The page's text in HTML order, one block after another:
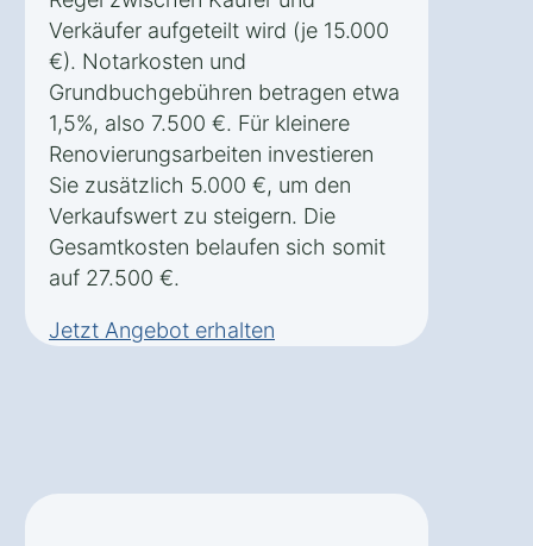
Verkäufer aufgeteilt wird (je 15.000
€). Notarkosten und
Grundbuchgebühren betragen etwa
1,5%, also 7.500 €. Für kleinere
Renovierungsarbeiten investieren
Sie zusätzlich 5.000 €, um den
Verkaufswert zu steigern. Die
Gesamtkosten belaufen sich somit
auf 27.500 €.
Jetzt Angebot erhalten